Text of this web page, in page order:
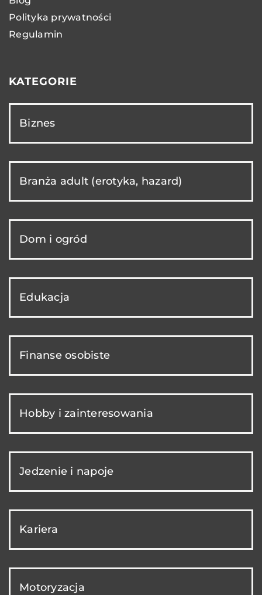
Polityka prywatności
Regulamin
KATEGORIE
Biznes
Branża adult (erotyka, hazard)
Dom i ogród
Edukacja
Finanse osobiste
Hobby i zainteresowania
Jedzenie i napoje
Kariera
Motoryzacja